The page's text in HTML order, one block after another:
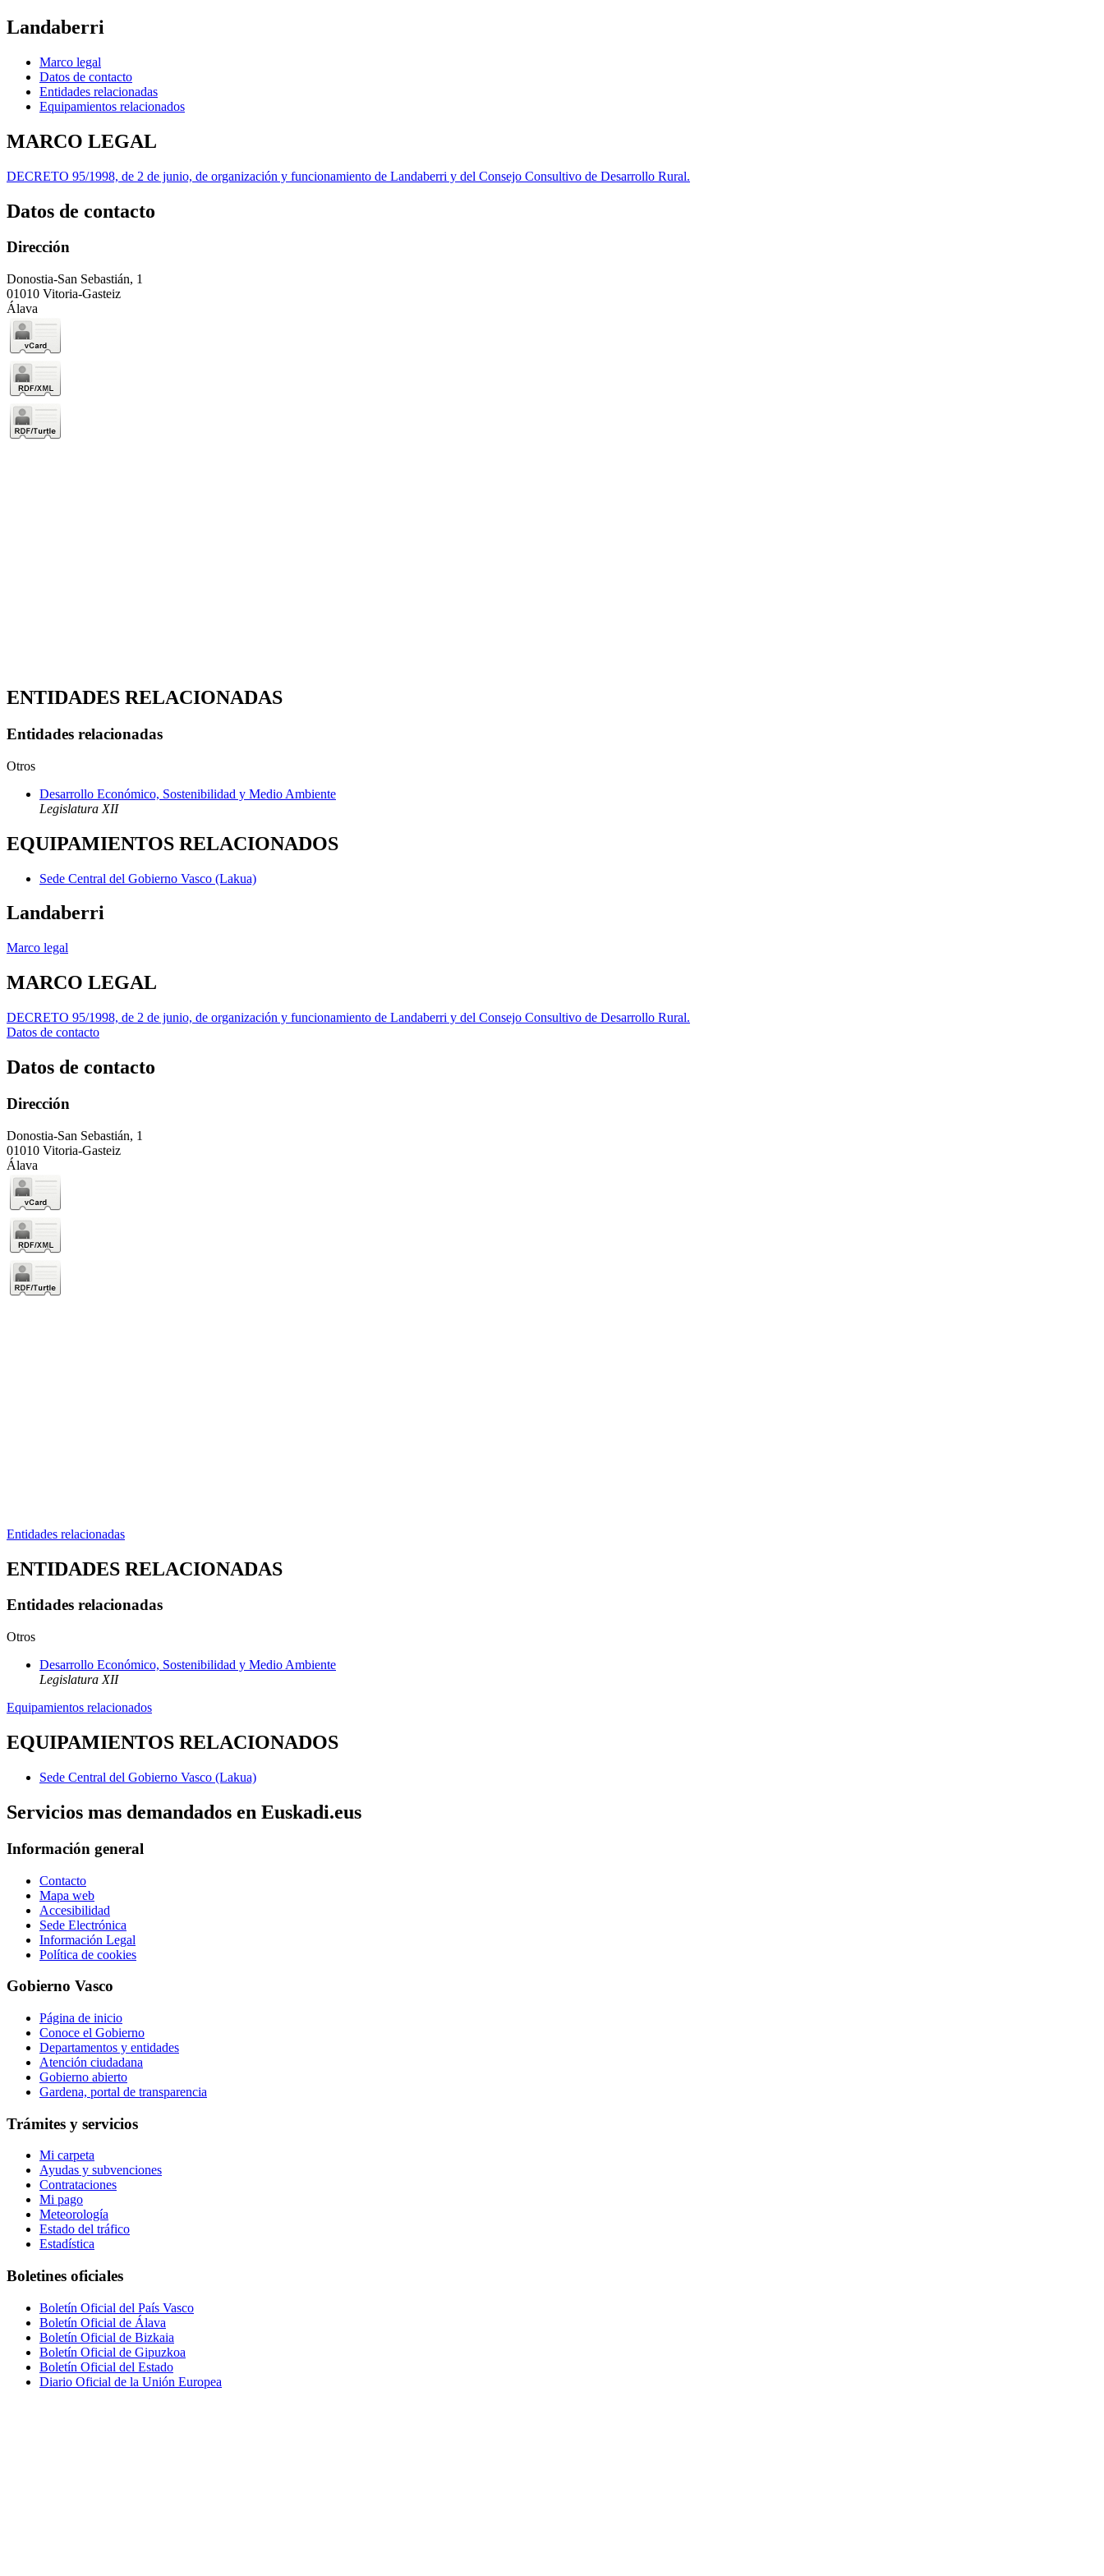
Landaberri
Marco legal
Datos de contacto
Entidades relacionadas
Equipamientos relacionados
MARCO LEGAL
DECRETO 95/1998, de 2 de junio, de organización y funcionamiento de Landaberri y del Consejo Consultivo de Desarrollo Rural.
Datos de contacto
Dirección
Donostia-San Sebastián, 1
01010 Vitoria-Gasteiz
Álava
ENTIDADES RELACIONADAS
Entidades relacionadas
Otros
Desarrollo Económico, Sostenibilidad y Medio Ambiente
Legislatura XII
EQUIPAMIENTOS RELACIONADOS
Sede Central del Gobierno Vasco (Lakua)
Landaberri
Marco legal
MARCO LEGAL
DECRETO 95/1998, de 2 de junio, de organización y funcionamiento de Landaberri y del Consejo Consultivo de Desarrollo Rural.
Datos de contacto
Datos de contacto
Dirección
Donostia-San Sebastián, 1
01010 Vitoria-Gasteiz
Álava
Entidades relacionadas
ENTIDADES RELACIONADAS
Entidades relacionadas
Otros
Desarrollo Económico, Sostenibilidad y Medio Ambiente
Legislatura XII
Equipamientos relacionados
EQUIPAMIENTOS RELACIONADOS
Sede Central del Gobierno Vasco (Lakua)
Servicios mas demandados en Euskadi.eus
Información general
Contacto
Mapa web
Accesibilidad
Sede Electrónica
Información Legal
Política de cookies
Gobierno Vasco
Página de inicio
Conoce el Gobierno
Departamentos y entidades
Atención ciudadana
Gobierno abierto
Gardena, portal de transparencia
Trámites y servicios
Mi carpeta
Ayudas y subvenciones
Contrataciones
Mi pago
Meteorología
Estado del tráfico
Estadística
Boletines oficiales
Boletín Oficial del País Vasco
Boletín Oficial de Álava
Boletín Oficial de Bizkaia
Boletín Oficial de Gipuzkoa
Boletín Oficial del Estado
Diario Oficial de la Unión Europea